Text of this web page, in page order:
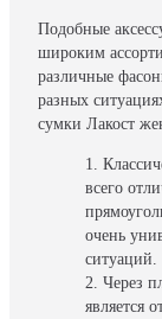
Подобные
широким
различные
разных
сумки Лакост
всего
очень
ситуаций.
Через
является